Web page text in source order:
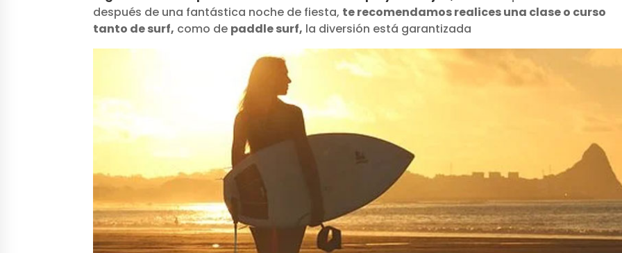
después de una fantástica noche de fiesta, te recomendamos realices una clase o curso
tanto de surf, como de paddle surf, la diversión está garantizada